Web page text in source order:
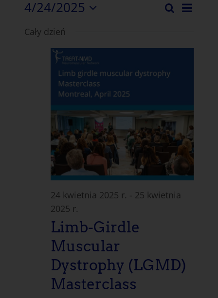
Dzień
4/24/2025
datę.
Cały dzień
24 kwietnia 2025 r. - 25 kwietnia
2025 r.
Limb-Girdle
Muscular
Dystrophy (LGMD)
Masterclass